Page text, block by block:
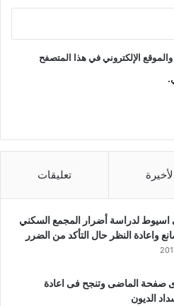
الإلكتروني في هذا المتصفح
تعليقات
اسيوط لدراسة أضرار المجمع السكني
واعادة النظر حال التأكد من الضرر
صفحة الماضى وتنجح فى اعادة
الديون